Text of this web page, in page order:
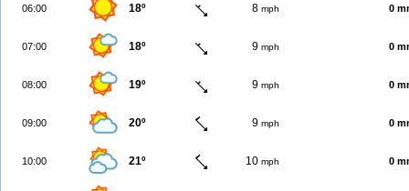
06:00 18º 8 mph 0
07:00 18º 9 mph 0
08:00 19º 9 mph 0
09:00 20º 9 mph 0
10:00 21º 10 mph 0